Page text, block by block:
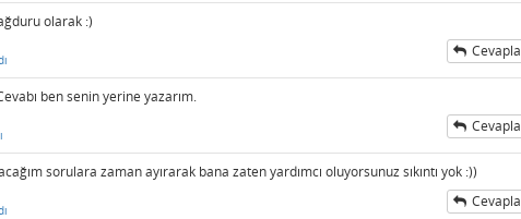
olarak :)
Cevapla
ben senin yerine yazarım.
Cevapla
sorulara zaman ayırarak bana zaten yardımcı oluyorsunuz sıkıntı yok :))
Cevapla